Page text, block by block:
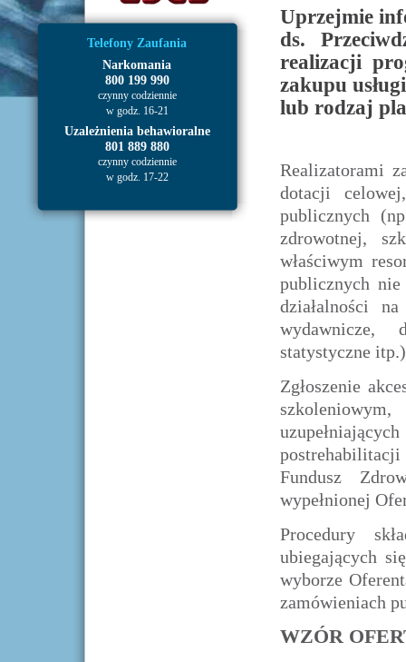
Telefony Zaufania
Narkomania
800 199 990
czynny codziennie
w godz. 16-21
Uzależnienia behawioralne
801 889 880
czynny codziennie
w godz. 17-22
Uprzejmie
ds.
realizacji
zakupu
lub rodzaj
Realizatorami
dotacji
publicznych
zdrowotnej,
właściwym
publicznych nie
działalności
wydawnicze,
statystyczne
Zgłoszenie
postrehabilitacji
Fundusz
wypełnionej
Procedury
ubiegających
wyborze
zamówieniach
WZÓR